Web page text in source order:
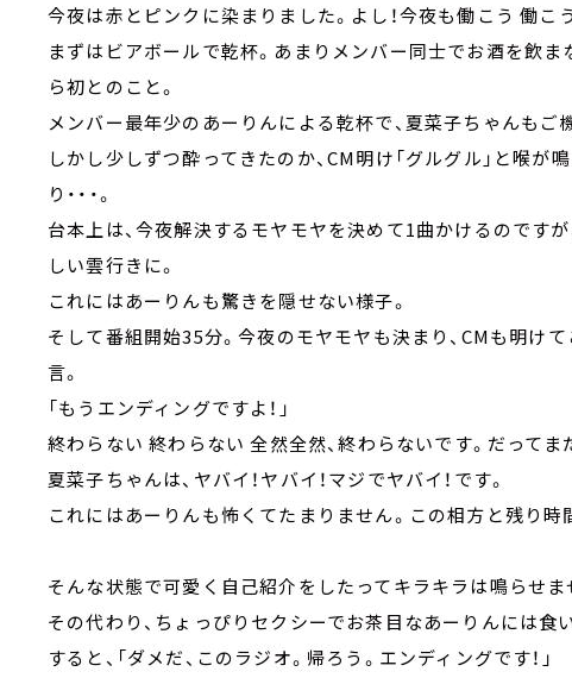
今夜は赤とピンクに染まりました。よし！今夜も働こう 働こ
まずはビアボールで乾杯。あまりメンバー同士でお酒を飲
ら初とのこと。
メンバー最年少のあーりんによる乾杯で、夏菜子ちゃんもご
しかし少しずつ酔ってきたのか、CM明け「グルグル」と喉が鳴
り・・・。
台本上は、今夜解決するモヤモヤを決めて1曲かけるのです
しい雲行きに。
これにはあーりんも驚きを隠せない様子。
そして番組開始35分。今夜のモヤモヤも決まり、CMも明け
言。
「もうエンディングですよ！」
終わらない 終わらない 全然全然、終わらないです。だってま
夏菜子ちゃんは、ヤバイ！ヤバイ！マジでヤバイ！です。
これにはあーりんも怖くてたまりません。この相方と残り時
そんな状態で可愛く自己紹介をしたってキラキラは鳴らせま
その代わり、ちょっぴりセクシーでお茶目なあーりんには食
すると、「ダメだ、このラジオ。帰ろう。エンディングです！」